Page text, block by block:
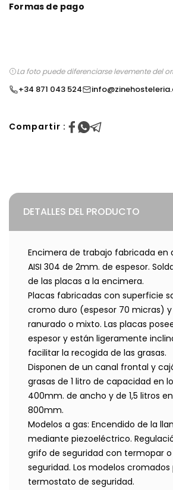
Formas de pago
La foto puede diferenciarse levemente del
+34 871 043 524
Compartir :
DETALLES DEL PRODUCTO
Encimera de trabajo fabricada en
AISI 304 de 2mm. de espesor.
de las placas a la encimera.
Placas fabricadas con superficie
cromo duro (espesor 70 micras)
ranurado o mixto. Las placas
espesor y están ligeramente
facilitar la recogida de las grasas.
Disponen de un canal frontal y
grasas de 1 litro de capacidad en
400mm. de ancho y de 1,5 litros
800mm.
Modelos a gas: Encendido de la
mediante piezoeléctrico.
grifo de seguridad con termopar
seguridad. Los modelos cromados
termostato de seguridad.